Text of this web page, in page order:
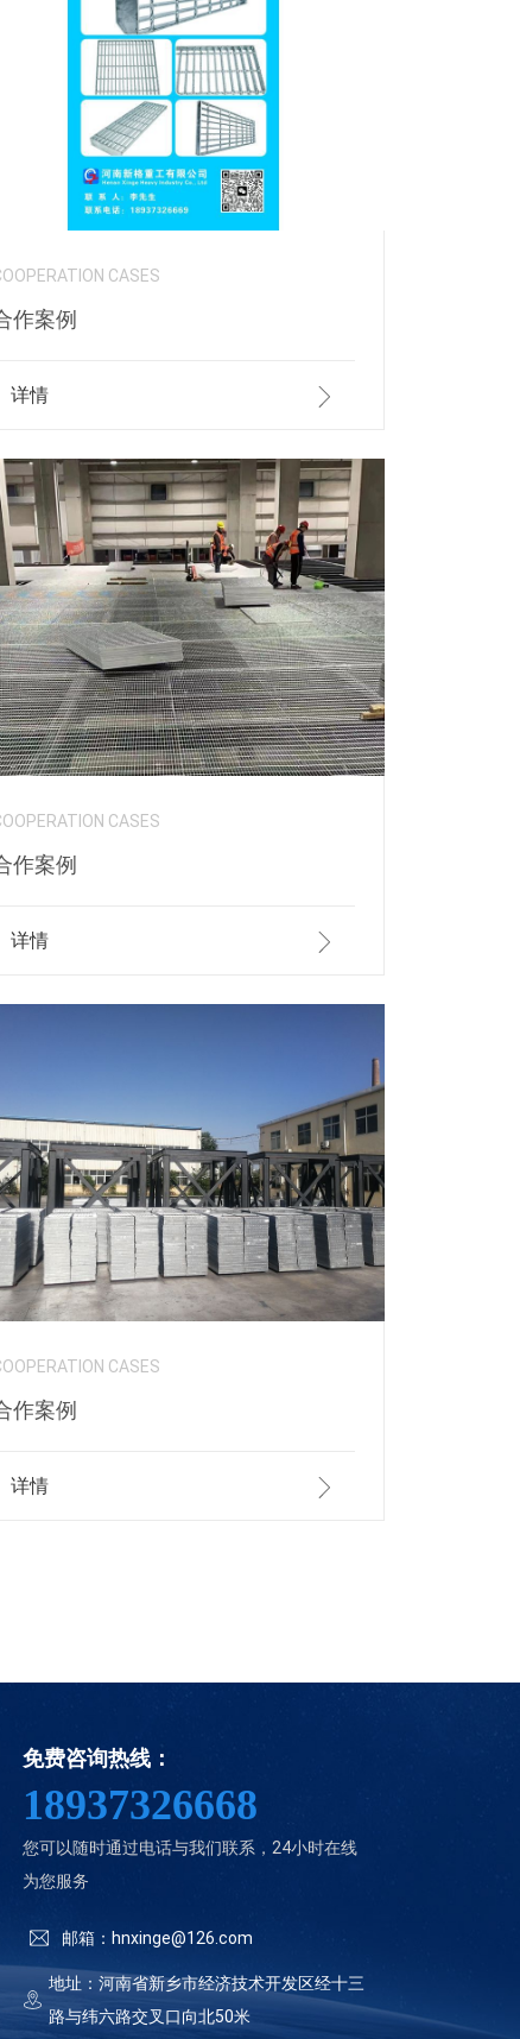
CASES
作案例
详情
CASES
作案例
详情
CASES
作案例
详情
免费咨询热线：
18937326668
您可以随时通过电话与我们联系，24小时在线
为您服务
邮箱：hnxinge@126.com
地址：河南省新乡市经济技术开发区经十三
路与纬六路交叉口向北50米